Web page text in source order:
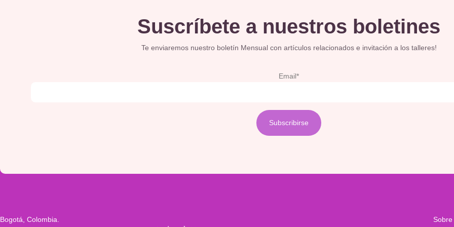
Suscríbete a nuestros boletines
Te enviaremos nuestro boletín Mensual con artículos relacionados e invitación a los talleres!
Email*
Bogotá, Colombia. Sobre